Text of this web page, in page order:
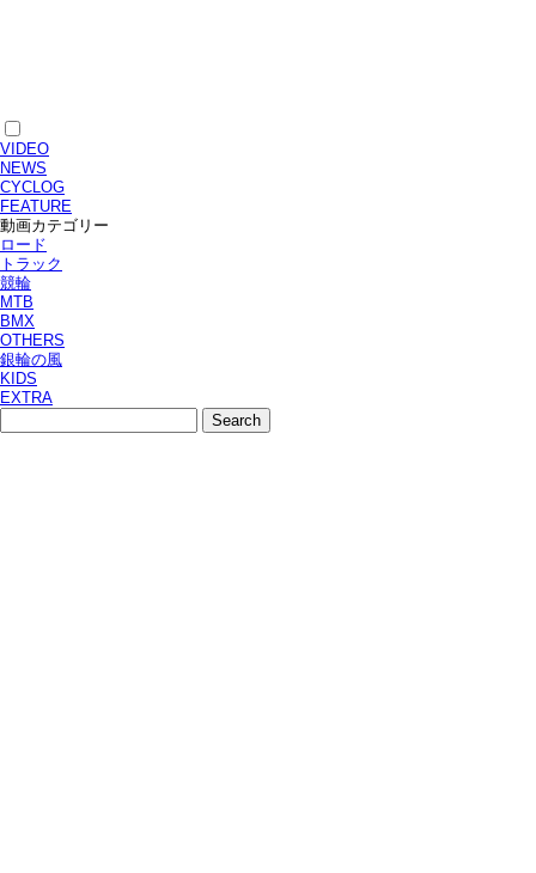
VIDEO
NEWS
CYCLOG
FEATURE
動画カテゴリー
ロード
トラック
競輪
MTB
BMX
OTHERS
銀輪の風
KIDS
EXTRA